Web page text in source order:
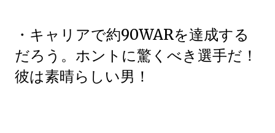
・キャリアで約90WARを達成する
だろう。ホントに驚くべき選手だ！
彼は素晴らしい男！